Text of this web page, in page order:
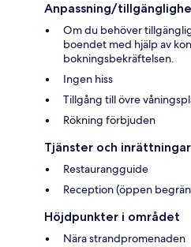
Anpassning/
Om du behöver
boendet med hjälp av
bokningsbekräftelsen.
Ingen hiss
Tillgång till övre
Rökning förbjuden
Tjänster och inrättningar
Restaurangguide
Reception (öppen
Höjdpunkter i området
Nära strandpromenaden